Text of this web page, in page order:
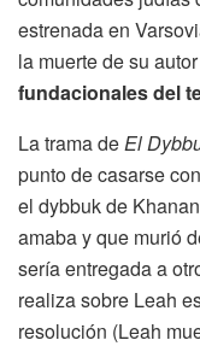
estrenada en
la muerte de su
fundacionales del
La trama deEl
punto de casarse
el dybbuk de
amaba y que murió
sería entregada a
realiza sobre Leah
resolución (Leah